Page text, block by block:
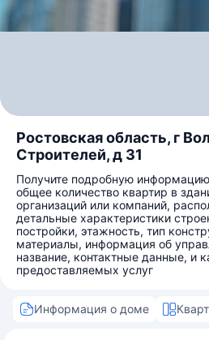
Ростовская область, г
Строителей, д 31
Получите подробную
общее количество квартир в
организаций или компаний,
детальные характеристики
постройки, этажность, тип
материалы, информация об
название, контактные данные, и
предоставляемых услуг
Информация о доме